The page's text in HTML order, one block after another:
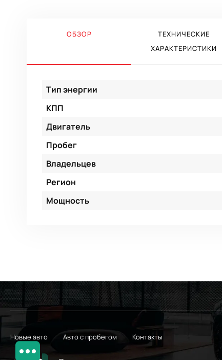
ОБЗОР
ТЕХНИЧЕСКИЕ
ХАРАКТЕРИСТИКИ
Тип энергии
КПП
Двигатель
Пробег
Владельцев
Регион
Мощность
Новые авто Авто с пробегом Контакты